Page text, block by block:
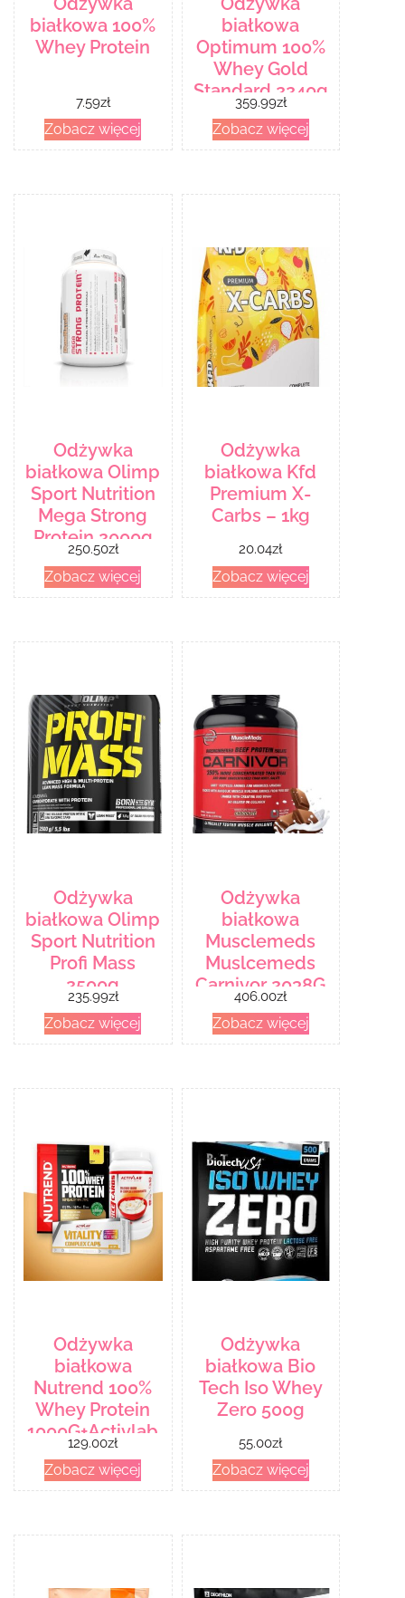
białkowa 100%
Whey Protein
7.59zł
Zobacz więcej
białkowa
Optimum 100%
Whey Gold
Standard 2240g
359.99zł
Zobacz więcej
Odżywka
białkowa Olimp
Sport Nutrition
Mega Strong
Protein 2000g
250.50zł
Zobacz więcej
Odżywka
białkowa Kfd
Premium X-
Carbs – 1kg
20.04zł
Zobacz więcej
Odżywka
białkowa Olimp
Sport Nutrition
Profi Mass
2500g
235.99zł
Zobacz więcej
Odżywka
białkowa
Musclemeds
Muslcemeds
Carnivor 2038G
406.00zł
Zobacz więcej
Odżywka
białkowa
Nutrend 100%
Whey Protein
1000G+Activlab
Rice Carbs &
Vitality
Complex 60
129.00zł
Zobacz więcej
Odżywka
białkowa Bio
Tech Iso Whey
Zero 500g
55.00zł
Zobacz więcej